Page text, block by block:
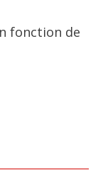
fonction de